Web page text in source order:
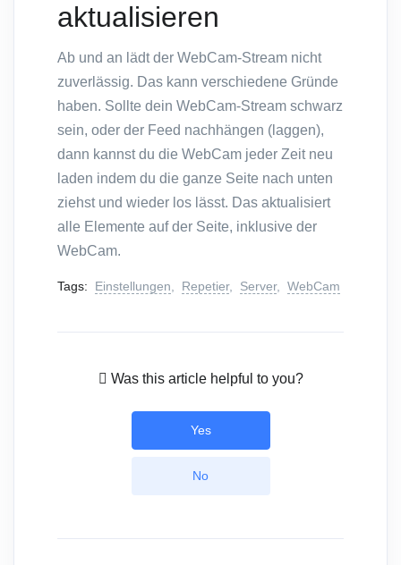
aktualisieren
Ab und an lädt der WebCam-Stream nicht
zuverlässig. Das kann verschiedene Gründe
haben. Sollte dein WebCam-Stream schwarz
sein, oder der Feed nachhängen (laggen),
dann kannst du die WebCam jeder Zeit neu
laden indem du die ganze Seite nach unten
ziehst und wieder los lässt. Das aktualisiert
alle Elemente auf der Seite, inklusive der
WebCam.
Tags: Einstellungen, Repetier, Server, WebCam
Was this article helpful to you?
Yes
No